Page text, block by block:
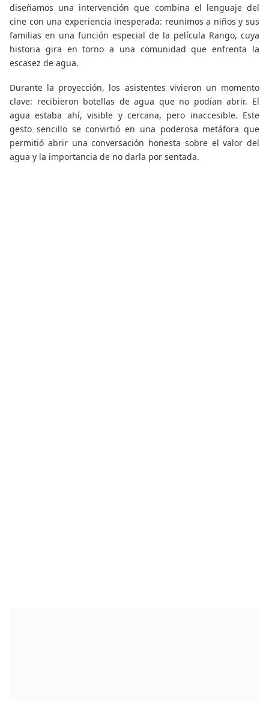
diseñamos una intervención que combina el lenguaje del
cine con una experiencia inesperada: reunimos a niños y sus
familias en una función especial de la película Rango, cuya
historia gira en torno a una comunidad que enfrenta la
escasez de agua.
Durante la proyección, los asistentes vivieron un momento
clave: recibieron botellas de agua que no podían abrir. El
agua estaba ahí, visible y cercana, pero inaccesible. Este
gesto sencillo se convirtió en una poderosa metáfora que
permitió abrir una conversación honesta sobre el valor del
agua y la importancia de no darla por sentada.